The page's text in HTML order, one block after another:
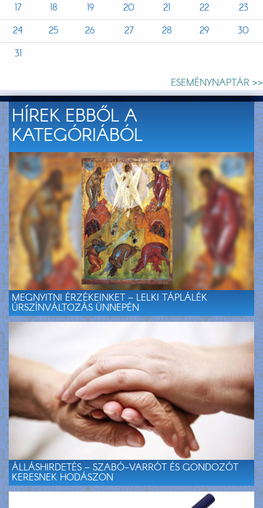
17
18 19 20 21 22
23
24
25 26 27 28 29
30
31
ESEMÉNYNAPTÁR >>
HÍREK EBBŐL A
KATEGÓRIÁBÓL
MEGNYITNI ÉRZÉKEINKET – LELKI TÁPLÁLÉK
ÚRSZÍNVÁLTOZÁS ÜNNEPÉN
ÁLLÁSHIRDETÉS – SZABÓ-VARRÓT ÉS GONDOZÓT
KERESNEK HODÁSZON